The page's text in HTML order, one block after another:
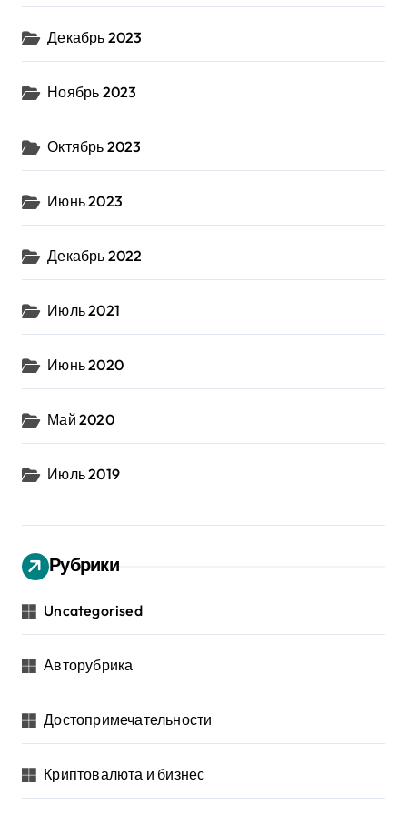
Декабрь 2023
Ноябрь 2023
Октябрь 2023
Июнь 2023
Декабрь 2022
Июль 2021
Июнь 2020
Май 2020
Июль 2019
Рубрики
Uncategorised
Авторубрика
Достопримечательности
Криптовалюта и бизнес